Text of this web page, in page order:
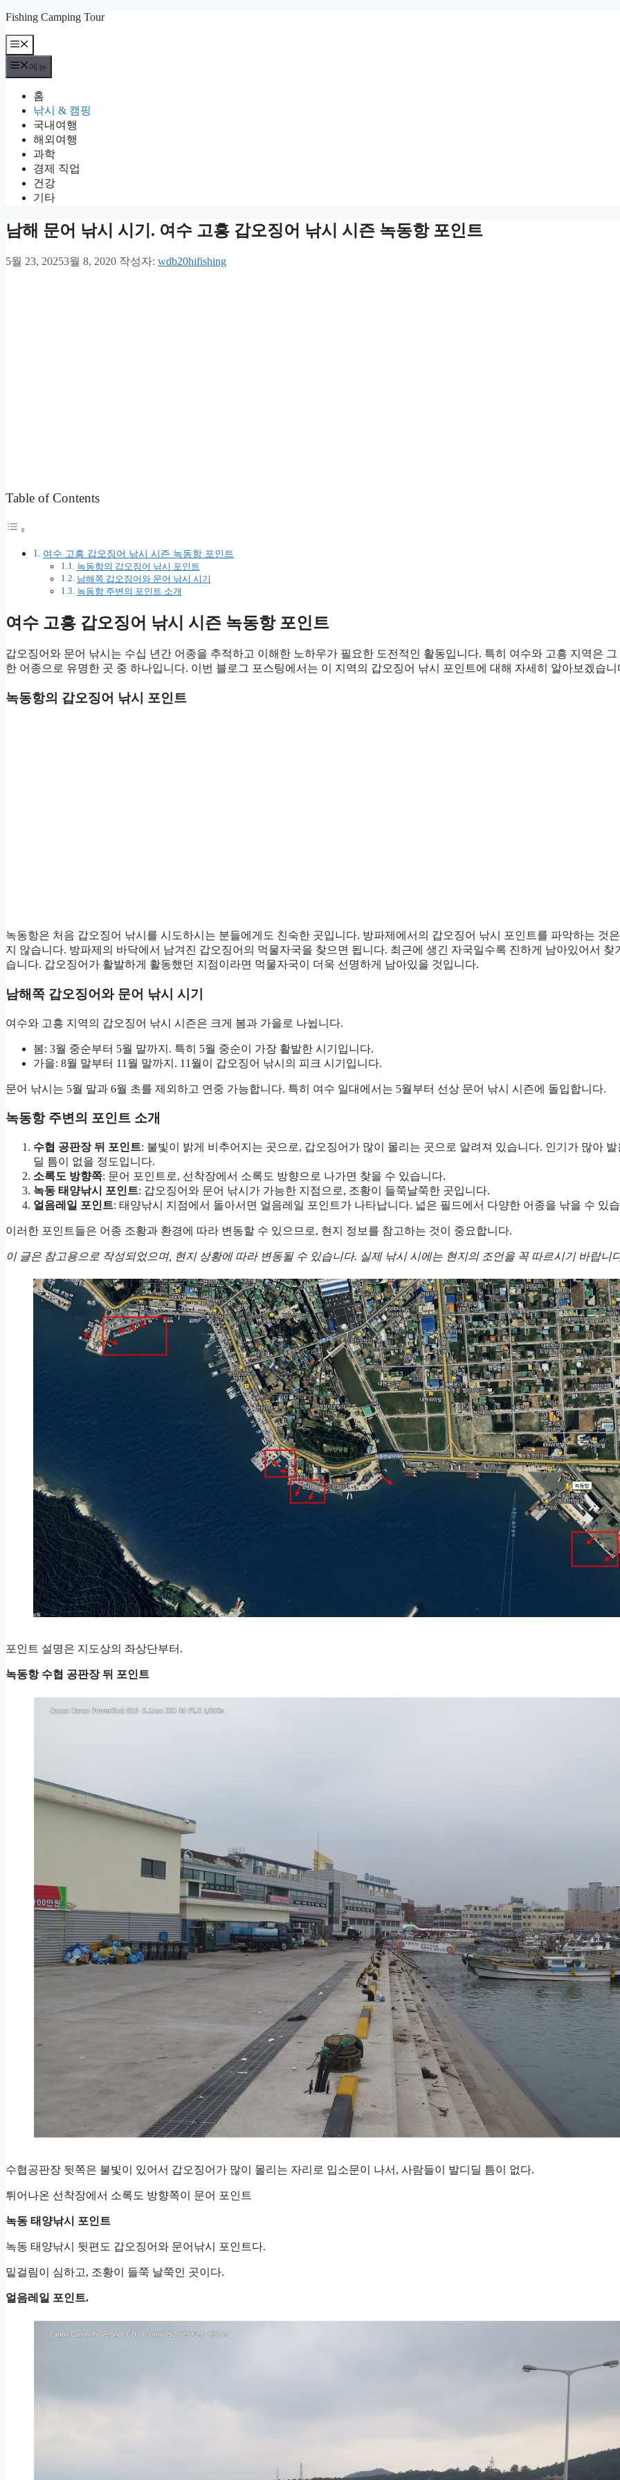
컨
츠
로
건
Fishing Camping Tour
메
뉴
메뉴
홈
낚시 & 캠핑
국내여행
해외여행
과학
경제 직업
건강
기타
남해 문어 낚시 시기. 여수 고흥 갑오징어 낚시 시즌 녹동항 포인트
5월 23, 20253월 8, 2020 작성자: wdb20hifishing
Table of Contents
여수 고흥 갑오징어 낚시 시즌 녹동항 포인트
녹동항의 갑오징어 낚시 포인트
남해쪽 갑오징어와 문어 낚시 시기
녹동항 주변의 포인트 소개
여수 고흥 갑오징어 낚시 시즌 녹동항 포인트
갑오징어와 문어 낚시는 수십 년간 어종을 추적하고 이해한 노하우가 필요한 도전적인 활동입니다. 특히 여수와 고흥 지역은 그
한 어종으로 유명한 곳 중 하나입니다. 이번 블로그 포스팅에서는 이 지역의 갑오징어 낚시 포인트에 대해 자세히 알아보겠습니
녹동항의 갑오징어 낚시 포인트
녹동항은 처음 갑오징어 낚시를 시도하시는 분들에게도 친숙한 곳입니다. 방파제에서의 갑오징어 낚시 포인트를 파악하는 것
지 않습니다. 방파제의 바닥에서 남겨진 갑오징어의 먹물자국을 찾으면 됩니다. 최근에 생긴 자국일수록 진하게 남아있어서 찾
습니다. 갑오징어가 활발하게 활동했던 지점이라면 먹물자국이 더욱 선명하게 남아있을 것입니다.
남해쪽 갑오징어와 문어 낚시 시기
여수와 고흥 지역의 갑오징어 낚시 시즌은 크게 봄과 가을로 나뉩니다.
봄: 3월 중순부터 5월 말까지. 특히 5월 중순이 가장 활발한 시기입니다.
가을: 8월 말부터 11월 말까지. 11월이 갑오징어 낚시의 피크 시기입니다.
문어 낚시는 5월 말과 6월 초를 제외하고 연중 가능합니다. 특히 여수 일대에서는 5월부터 선상 문어 낚시 시즌에 돌입합니다.
녹동항 주변의 포인트 소개
수협 공판장 뒤 포인트: 불빛이 밝게 비추어지는 곳으로, 갑오징어가 많이 몰리는 곳으로 알려져 있습니다. 인기가 많아 발
딜 틈이 없을 정도입니다.
소록도 방향쪽: 문어 포인트로, 선착장에서 소록도 방향으로 나가면 찾을 수 있습니다.
녹동 태양낚시 포인트: 갑오징어와 문어 낚시가 가능한 지점으로, 조황이 들쭉날쭉한 곳입니다.
얼음레일 포인트: 태양낚시 지점에서 돌아서면 얼음레일 포인트가 나타납니다. 넓은 필드에서 다양한 어종을 낚을 수 있
이러한 포인트들은 어종 조황과 환경에 따라 변동할 수 있으므로, 현지 정보를 참고하는 것이 중요합니다.
이 글은 참고용으로 작성되었으며, 현지 상황에 따라 변동될 수 있습니다. 실제 낚시 시에는 현지의 조언을 꼭 따르시기 바랍니
포인트 설명은 지도상의 좌상단부터.
녹동항 수협 공판장 뒤 포인트
수협공판장 뒷쪽은 불빛이 있어서 갑오징어가 많이 몰리는 자리로 입소문이 나서, 사람들이 발디딜 틈이 없다.
튀어나온 선착장에서 소록도 방향쪽이 문어 포인트
녹동 태양낚시 포인트
녹동 태양낚시 뒷편도 갑오징어와 문어낚시 포인트다.
밑걸림이 심하고, 조황이 들쭉 날쭉인 곳이다.
얼음레일 포인트.